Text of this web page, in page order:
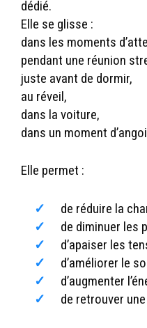
dédié.
Elle se glisse :
dans les moments
pendant une réunion
juste avant de dormir,
au réveil,
dans la voiture,
dans un moment
Elle permet :
de réduire la
de diminuer les
d’apaiser les
d’améliorer le
d’augmenter
de retrouver